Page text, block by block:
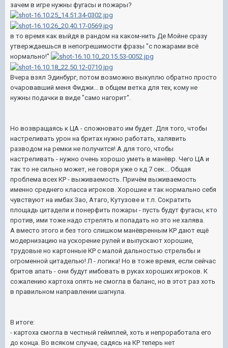
зачем в игре нужны фугасы и пожары?
в то время как выйдя в рандом на каком-нить Де Мойне сразу
утверждаешься в непогрешимости фразы "с пожарами всё
нормально!"
Вчера взял Эдинбург, потом возможно выкуплю обратно просто
очаровавший меня Фиджи... в общем ветка для тех, кому не
нужны подачки в виде "само нагорит".
Но возвращаясь к ЦА - сложновато им будет. Для того, чтобы
настреливать урон на бритах нужно работать, халявить
разводом на ремки не получится! А для того, чтобы
настреливать - нужно очень хорошо уметь в манёвр. Чего ЦА и
так то не сильно может, не говоря уже о кд 7 сек... Общая
проблема всех КР - выживаемость. Причём выживаемость
именно среднего класса игроков. Хорошие и так нормально себя
чувствуют на имбах Зао, Атаго, Кутузове и т.п. Сократить
площадь цитадели и понерфить пожары - пусть будут фугасы, кто
против, ими тоже надо стрелять и попадать но это не халява.
А вместо этого и без того слишком манёвренным КР дают ещё
модернизацию на ускорение рулей и выпускают хорошие,
трудовые но картонные КР с малой дальностью стрельбы и
огроменной цитаделью! Л - логика! Но в тоже время, если сейчас
бритов апать - они будут имбовать в руках хороших игроков. К
сожалению картоха опять не смогла в баланс, но в этот раз хоть
в правильном направлении шагнула.
В итоге:
- картоха смогла в честный геймплей, хоть и непроработала его
до конца. Во всяком случае, садясь на КР теперь нет